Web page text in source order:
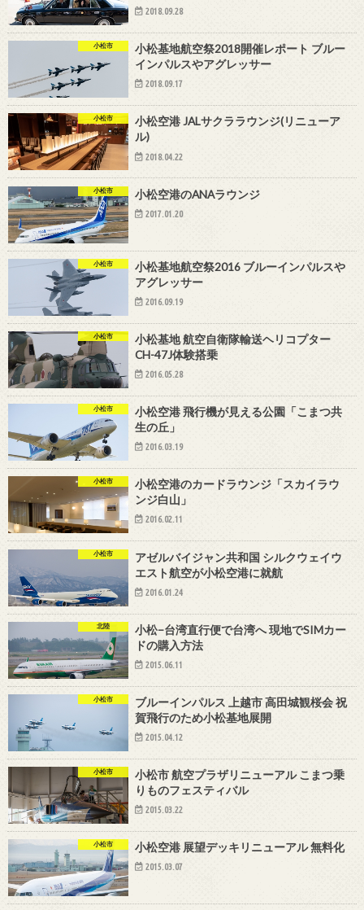
2018.09.28
小松市
小松基地航空祭2018開催レポート ブルー
インパルスやアグレッサー
2018.09.17
小松市
小松空港 JALサクララウンジ(リニューア
ル)
2018.04.22
小松市 小松空港のANAラウンジ
2017.01.20
小松市
小松基地航空祭2016 ブルーインパルスや
アグレッサー
2016.09.19
小松市
小松基地 航空自衛隊輸送ヘリコプター
CH-47J体験搭乗
2016.05.28
小松市
小松空港 飛行機が見える公園「こまつ共
生の丘」
2016.03.19
小松市
小松空港のカードラウンジ「スカイラウ
ンジ白山」
2016.02.11
小松市
アゼルバイジャン共和国 シルクウェイウ
エスト航空が小松空港に就航
2016.01.24
北陸
小松−台湾直行便で台湾へ 現地でSIMカー
ドの購入方法
2015.06.11
小松市
ブルーインパルス 上越市 高田城観桜会 祝
賀飛行のため小松基地展開
2015.04.12
小松市
小松市 航空プラザリニューアル こまつ乗
りものフェスティバル
2015.03.22
小松市 小松空港 展望デッキリニューアル 無料化
2015.03.07